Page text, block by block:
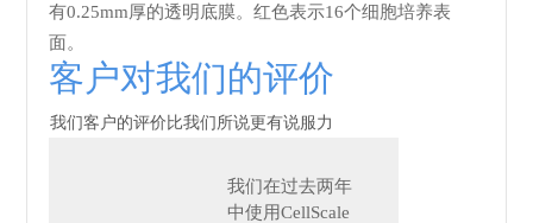
有0.25mm厚的透明底膜。红色表示16个细胞培养表
面。
客户对我们的评价
我们客户的评价比我们所说更有说服力
我们在过去两年
中使用CellScale